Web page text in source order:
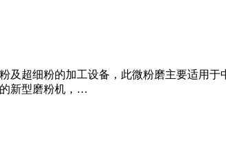
及超细粉的加工设备，此微粉磨主要适用
新型磨粉机，…